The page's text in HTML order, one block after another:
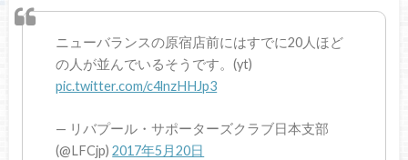
ニューバランスの原宿店前にはすでに20人ほど
の人が並んでいるそうです。(yt)
pic.twitter.com/c4lnzHHJp3
— リバプール・サポーターズクラブ日本支部
(@LFCjp)2017年5月20日